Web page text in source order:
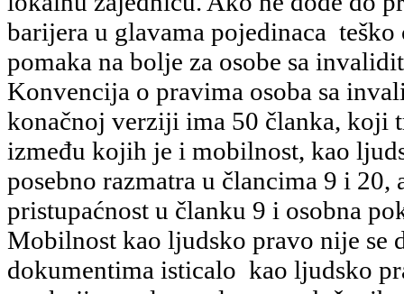
barijera u glavama pojedinaca
pomaka na bolje za osobe sa
Konvencija o pravima osoba sa
konačnoj verziji ima 50 članka, koji
između kojih je i mobilnost, kao
posebno razmatra u člancima 9 i 20,
pristupaćnost u članku 9 i osobna
Mobilnost kao ljudsko pravo nije se
dokumentima isticalo kao ljudsko